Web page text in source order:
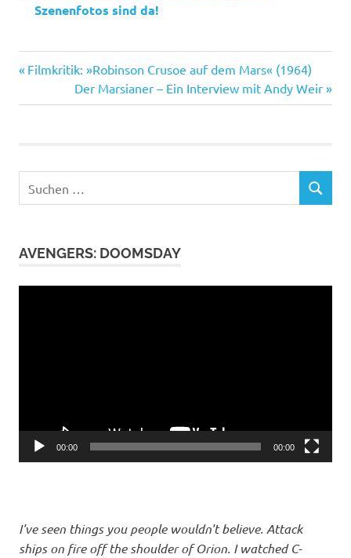
Szenenfotos sind da!
Kurtzman
Star
Beitragsnavigation
Vorheriger
Filmkritik: »Robinson Crusoe auf dem Mars« (1964)
Nächster
Beitrag:
Der Marsianer – Ein Interview mit Andy Weir
nach:
SUCHEN
AVENGERS: DOOMSDAY
00:00 00:00
I've seen things you people wouldn't believe. Attack
ships on fire off the shoulder of Orion. I watched C-